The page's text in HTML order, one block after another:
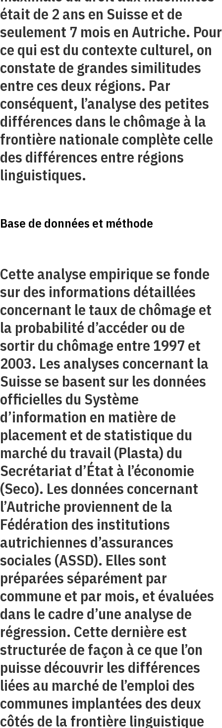
était de 2 ans en Suisse et de
seulement 7 mois en Autriche. Pour
ce qui est du contexte culturel, on
constate de grandes similitudes
entre ces deux régions. Par
conséquent, l’analyse des petites
différences dans le chômage à la
frontière nationale complète celle
des différences entre régions
linguistiques.
Base de données et méthode
Cette analyse empirique se fonde
sur des informations détaillées
concernant le taux de chômage et
la probabilité d’accéder ou de
sortir du chômage entre 1997 et
2003. Les analyses concernant la
Suisse se basent sur les données
officielles du Système
d’information en matière de
placement et de statistique du
marché du travail (Plasta) du
Secrétariat d’État à l’économie
(Seco). Les données concernant
l’Autriche proviennent de la
Fédération des institutions
autrichiennes d’assurances
sociales (ASSD). Elles sont
préparées séparément par
commune et par mois, et évaluées
dans le cadre d’une analyse de
régression. Cette dernière est
structurée de façon à ce que l’on
puisse découvrir les différences
liées au marché de l’emploi des
communes implantées des deux
côtés de la frontière linguistique